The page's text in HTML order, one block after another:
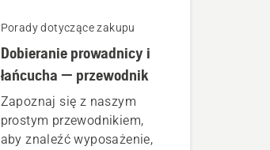
Porady dotyczące zakupu
Dobieranie prowadnicy i
łańcucha — przewodnik
Zapoznaj się z naszym
prostym przewodnikiem,
aby znaleźć wyposażenie,